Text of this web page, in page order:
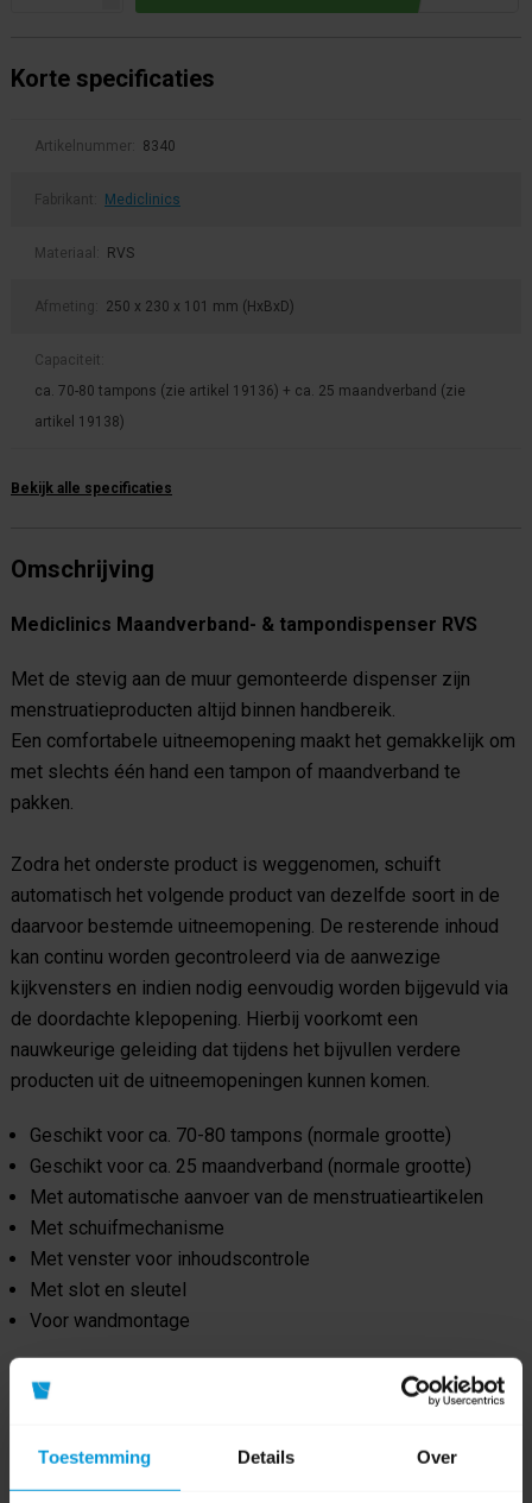
Toestemming Details Over
Korte specificaties
Artikelnummer: 8340
Fabrikant: Mediclinics
Materiaal: RVS
Afmeting: 250 x 230 x 101 mm (HxBxD)
Capaciteit:
ca. 70-80 tampons (zie artikel 19136) + ca. 25 maandverband (zie
artikel 19138)
Bekijk alle specificaties
Omschrijving
Mediclinics Maandverband- & tampondispenser RVS
Met de stevig aan de muur gemonteerde dispenser zijn
menstruatieproducten altijd binnen handbereik.
Een comfortabele uitneemopening maakt het gemakkelijk om
met slechts één hand een tampon of maandverband te
pakken.
Zodra het onderste product is weggenomen, schuift
automatisch het volgende product van dezelfde soort in de
daarvoor bestemde uitneemopening. De resterende inhoud
kan continu worden gecontroleerd via de aanwezige
kijkvensters en indien nodig eenvoudig worden bijgevuld via
de doordachte klepopening. Hierbij voorkomt een
nauwkeurige geleiding dat tijdens het bijvullen verdere
producten uit de uitneemopeningen kunnen komen.
Geschikt voor ca. 70-80 tampons (normale grootte)
Geschikt voor ca. 25 maandverband (normale grootte)
Met automatische aanvoer van de menstruatieartikelen
Met schuifmechanisme
Met venster voor inhoudscontrole
Met slot en sleutel
Voor wandmontage
Product specificaties